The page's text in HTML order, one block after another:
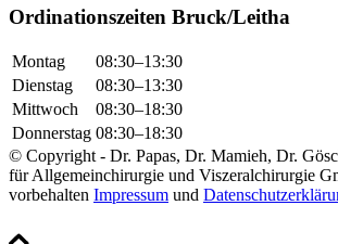
Ordinationszeiten Bruck/Leitha
Montag
08:30–13:30
Dienstag
08:30–13:30
Mittwoch
08:30–18:30
Donnerstag 08:30–18:30
© Copyright - Dr. Papas, Dr. Mamieh, Dr.
für Allgemeinchirurgie und Viszeralchirurgie
vorbehalten Impressum und